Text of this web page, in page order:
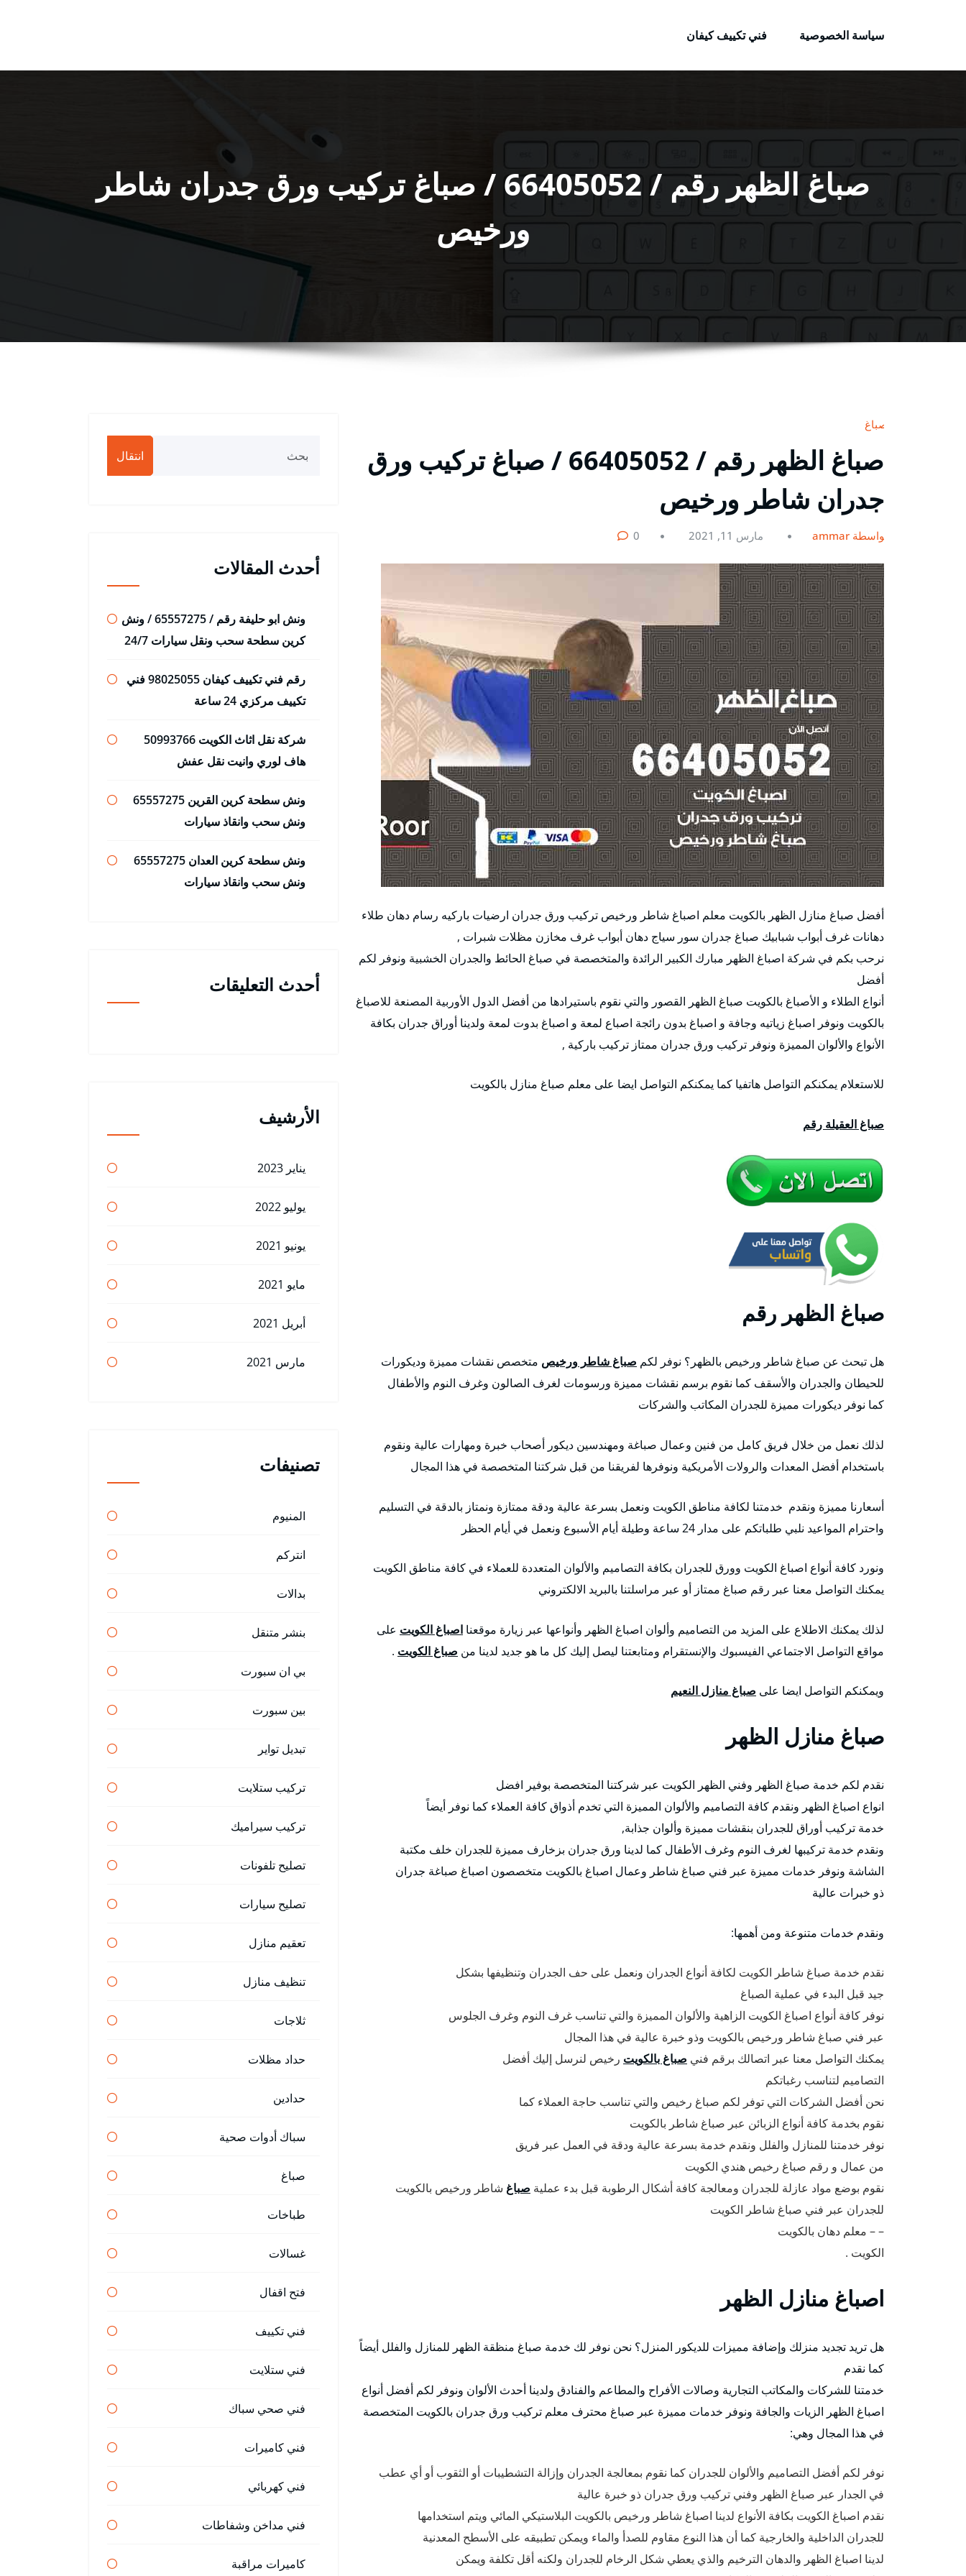
سياسة الخصوصية
فني تكييف كيفان
صباغ الظهر رقم / 66405052 / صباغ تركيب ورق جدران شاطر
ورخيص
صباغ
صباغ الظهر رقم / 66405052 / صباغ تركيب ورق
جدران شاطر ورخيص
بواسطة ammar مارس 11, 2021 0
أفضل صباغ منازل الظهر بالكويت معلم اصباغ شاطر ورخيص تركيب ورق جدران ارضيات باركيه رسام دهان طلاء
دهانات غرف أبواب شبابيك صباغ جدران سور سياج دهان أبواب غرف مخازن مظلات شبرات ,
نرحب بكم في شركة اصباغ الظهر مبارك الكبير الرائدة والمتخصصة في صباغ الحائط والجدران الخشبية ونوفر لكم
أفضل
أنواع الطلاء و الأصباغ بالكويت صباغ الظهر القصور والتي نقوم باستيرادها من أفضل الدول الأوربية المصنعة للاصباغ
بالكويت ونوفر اصباغ زياتيه وجافة و اصباغ بدون رائجة اصباع لمعة و اصباغ بدوت لمعة ولدينا أوراق جدران بكافة
الأنواع والألوان المميزة ونوفر تركيب ورق جدران ممتاز تركيب باركية ,
للاستعلام يمكنكم التواصل هاتفيا كما يمكنكم التواصل ايضا على معلم صباغ منازل بالكويت
صباغ العقيلة رقم
صباغ الظهر رقم
هل تبحث عن صباغ شاطر ورخيص بالظهر؟ نوفر لكم صباغ شاطر ورخيص متخصص نقشات مميزة وديكورات
للحيطان والجدران والأسقف كما نقوم برسم نقشات مميزة ورسومات لغرف الصالون وغرف النوم والأطفال
كما نوفر ديكورات مميزة للجدران المكاتب والشركات
لذلك نعمل من خلال فريق كامل من فنين وعمال صباغة ومهندسين ديكور أصحاب خبرة ومهارات عالية ونقوم
باستخدام أفضل المعدات والرولات الأمريكية ونوفرها لفريقنا من قبل شركتنا المتخصصة في هذا المجال
أسعارنا مميزة ونقدم خدمتنا لكافة مناطق الكويت ونعمل بسرعة عالية ودقة ممتازة ونمتاز بالدقة في التسليم
واحترام المواعيد نلبي طلباتكم على مدار 24 ساعة وطيلة أيام الأسبوع ونعمل في أيام الحظر
ونورد كافة أنواع اصباغ الكويت وورق للجدران بكافة التصاميم والألوان المتعددة للعملاء في كافة مناطق الكويت
يمكنك التواصل معنا عبر رقم صباغ ممتاز أو عبر مراسلتنا بالبريد الالكتروني
لذلك يمكنك الاطلاع على المزيد من التصاميم وألوان اصباغ الظهر وأنواعها عبر زيارة موقعنا اصباغ الكويت على
مواقع التواصل الاجتماعي الفيسبوك والإنستقرام ومتابعتنا ليصل إليك كل ما هو جديد لدينا من صباغ الكويت .
ويمكنكم التواصل ايضا على صباغ منازل النعيم
صباغ منازل الظهر
نقدم لكم خدمة صباغ الظهر وفني الظهر الكويت عبر شركتنا المتخصصة بوفير افضل
انواع اصباغ الظهر ونقدم كافة التصاميم والألوان المميزة التي تخدم أذواق كافة العملاء كما نوفر أيضاً
خدمة تركيب أوراق للجدران بنقشات مميزة وألوان جذابة,
ونقدم خدمة تركيبها لغرف النوم وغرف الأطفال كما لدينا ورق جدران بزخارف مميزة للجدران خلف مكتبة
الشاشة ونوفر خدمات مميزة عبر فني صباغ شاطر وعمال اصباغ بالكويت متخصصون اصباغ صباغة جدران
ذو خبرات عالية
ونقدم خدمات متنوعة ومن أهمها:
نقدم خدمة صباغ شاطر الكويت لكافة أنواع الجدران ونعمل على حف الجدران وتنظيفها بشكل
جيد قبل البدء في عملية الصباغ
نوفر كافة أنواع اصباغ الكويت الزاهية والألوان المميزة والتي تناسب غرف النوم وغرف الجلوس
عبر فني صباغ شاطر ورخيص بالكويت وذو خبرة عالية في هذا المجال
يمكنك التواصل معنا عبر اتصالك برقم فني صباغ بالكويت رخيص لنرسل إليك أفضل
التصاميم لتناسب رغباتكم
نحن أفضل الشركات التي توفر لكم صباغ رخيص والتي تناسب حاجة العملاء كما
نقوم بخدمة كافة أنواع الزبائن عبر صباغ شاطر بالكويت
نوفر خدمتنا للمنازل والفلل ونقدم خدمة بسرعة عالية ودقة في العمل عبر فريق
من عمال و رقم صباغ رخيص هندي الكويت
نقوم بوضع مواد عازلة للجدران ومعالجة كافة أشكال الرطوبة قبل بدء عملية صباغ شاطر ورخيص بالكويت
للجدران عبر فني صباغ شاطر الكويت
– – معلم دهان بالكويت
الكويت .
اصباغ منازل الظهر
هل تريد تجديد منزلك وإضافة مميزات للديكور المنزل؟ نحن نوفر لك خدمة صباغ منظقة الظهر للمنازل والفلل أيضاً
كما نقدم
خدمتنا للشركات والمكاتب التجارية وصالات الأفراح والمطاعم والفنادق ولدينا أحدث الألوان ونوفر لكم أفضل أنواع
اصباغ الظهر الزيات والجافة ونوفر خدمات مميزة عبر صباغ محترف معلم تركيب ورق جدران بالكويت المتخصصة
في هذا المجال وهي:
نوفر لكم أفضل التصاميم والألوان للجدران كما نقوم بمعالجة الجدران وإزالة التشطيبات أو الثقوب أو أي عطب
في الجدار عبر صباغ الظهر وفني تركيب ورق جدران ذو خبرة عالية
نقدم اصباغ الكويت بكافة الأنواع لدينا اصباغ شاطر ورخيص بالكويت البلاستيكي المائي ويتم استخدامها
للجدران الداخلية والخارجية كما أن هذا النوع مقاوم للصدأ والماء ويمكن تطبيقه على الأسطح المعدنية
لدينا اصباغ الظهر والدهان الترخيم والذي يعطي شكل الرخام للجدران ولكنه أقل تكلفة ويمكن
انتقال
أحدث المقالات
ونش ابو حليفة رقم / 65557275 / ونش
كرين سطحة سحب ونقل سيارات 24/7
رقم فني تكييف كيفان 98025055 فني
تكييف مركزي 24 ساعة
شركة نقل اثاث الكويت 50993766
هاف لوري وانيت نقل عفش
ونش سطحة كرين القرين 65557275
ونش سحب وانقاذ سيارات
ونش سطحة كرين العدان 65557275
ونش سحب وانقاذ سيارات
أحدث التعليقات
الأرشيف
يناير 2023
يوليو 2022
يونيو 2021
مايو 2021
أبريل 2021
مارس 2021
تصنيفات
المنيوم
انتركم
بدالات
بنشر متنقل
بي ان سبورت
بين سبورت
تبديل تواير
تركيب ستلايت
تركيب سيراميك
تصليح تلفونات
تصليح سيارات
تعقيم منازل
تنظيف منازل
ثلاجات
حداد مظلات
حدادين
سباك أدوات صحية
صباغ
طباخات
غسالات
فتح اقفال
فني تكييف
فني ستلايت
فني صحي سباك
فني كاميرات
فني كهربائي
فني مداخن وشفاطات
كاميرات مراقبة